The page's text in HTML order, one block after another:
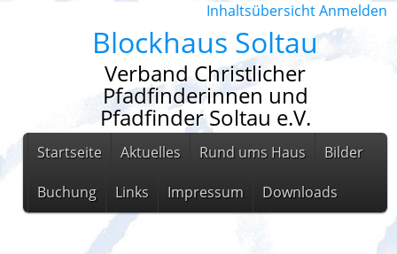
InhaltsübersichtAnmelden
Blockhaus Soltau
Verband Christlicher
Pfadfinderinnen und
Pfadfinder Soltau e.V.
Startseite Aktuelles Rund ums Haus Bilder
Buchung Links Impressum Downloads